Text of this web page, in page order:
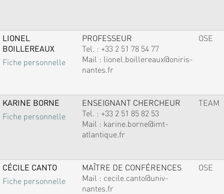
LIONEL
BOILLEREAUX
Fiche personnelle
PROFESSEUR
Tel. : +33 2 51 78 54 77
Mail : lionel.boillereaux@oniris-
nantes.fr
OSE
KARINE BORNE
Fiche personnelle
ENSEIGNANT CHERCHEUR
Tel. : +33 2 51 85 82 53
Mail : karine.borne@imt-
atlantique.fr
TEAM
CÉCILE CANTO
Fiche personnelle
MAÎTRE DE CONFÉRENCES
Mail : cecile.canto@univ-
nantes.fr
OSE